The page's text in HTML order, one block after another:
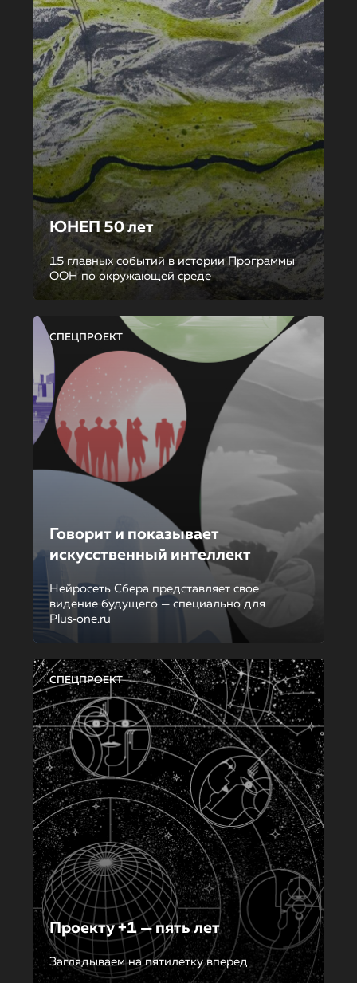
ЮНЕП 50 лет
15 главных событий в истории Программы
ООН по окружающей среде
СПЕЦПРОЕКТ
Говорит и показывает
искусственный интеллект
Нейросеть Сбера представляет свое
видение будущего — специально для
Plus‑one.ru
СПЕЦПРОЕКТ
Проекту +1 — пять лет
Заглядываем на пятилетку вперед